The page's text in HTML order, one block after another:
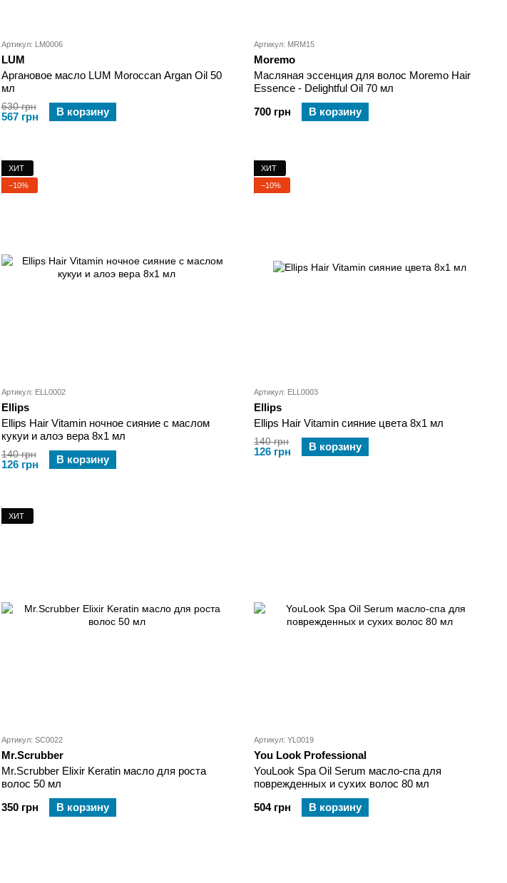
Артикул: LM0006
LUM
Аргановое масло LUM Moroccan Argan Oil 50
мл
630 грн
567 грн В корзину
Артикул: MRM15
Moremo
Масляная эссенция для волос Moremo Hair
Essence - Delightful Oil 70 мл
700 грн
В корзину
ХИТ
−10%
Артикул: ELL0002
Ellips
Ellips Hair Vitamin ночное сияние с маслом
кукуи и алоэ вера 8х1 мл
140 грн
126 грн В корзину
ХИТ
−10%
Артикул: ELL0003
Ellips
Ellips Hair Vitamin сияние цвета 8х1 мл
140 грн
126 грн В корзину
ХИТ
Артикул: SC0022
Mr.Scrubber
Mr.Scrubber Elixir Keratin масло для роста
волос 50 мл
350 грн
В корзину
Артикул: YL0019
You Look Professional
YouLook Spa Oil Serum масло-спа для
поврежденных и сухих волос 80 мл
504 грн
В корзину